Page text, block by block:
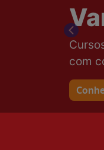
Ver
Previous